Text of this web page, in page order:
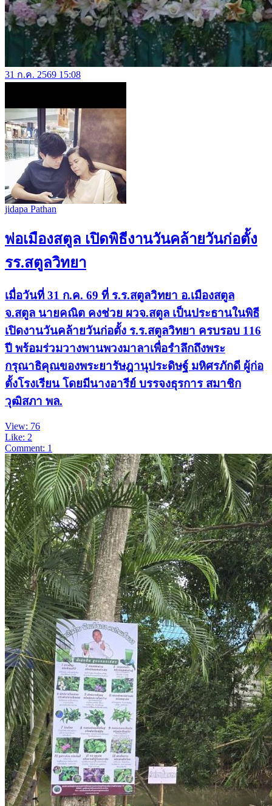
31 ก.ค. 2569 15:08
jidapa Pathan
พ่อเมืองสตูล เปิดพิธีงานวันคล้ายวันก่อตั้ง
รร.สตูลวิทยา
เมื่อวันที่ 31 ก.ค. 69 ที่ ร.ร.สตูลวิทยา อ.เมืองสตูล
จ.สตูล นายคณิต คงช่วย ผวจ.สตูล เป็นประธานในพิธี
เปิดงานวันคล้ายวันก่อตั้ง ร.ร.สตูลวิทยา ครบรอบ 116
ปี พร้อมร่วมวางพานพวงมาลาเพื่อรำลึกถึงพระ
กรุณาธิคุณของพระยารัษฎานุประดิษฐ์ มหิศรภักดี ผู้ก่อ
ตั้งโรงเรียน โดยมีนางอารีย์ บรรจงธุรการ สมาชิก
วุฒิสภา พล.
View: 76
Like: 2
Comment: 1